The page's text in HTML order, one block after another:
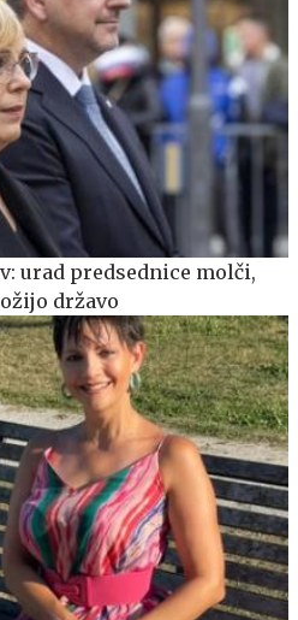
urad predsednice molči,
državo